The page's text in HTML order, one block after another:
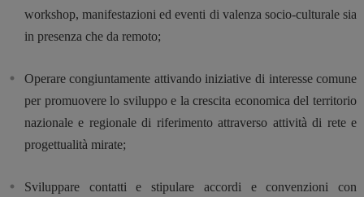
workshop, manifestazioni ed eventi di valenza socio-culturale sia
in presenza che da remoto;
Operare congiuntamente attivando iniziative di interesse comune
per promuovere lo sviluppo e la crescita economica del territorio
nazionale e regionale di riferimento attraverso attività di rete e
progettualità mirate;
Sviluppare contatti e stipulare accordi e convenzioni con